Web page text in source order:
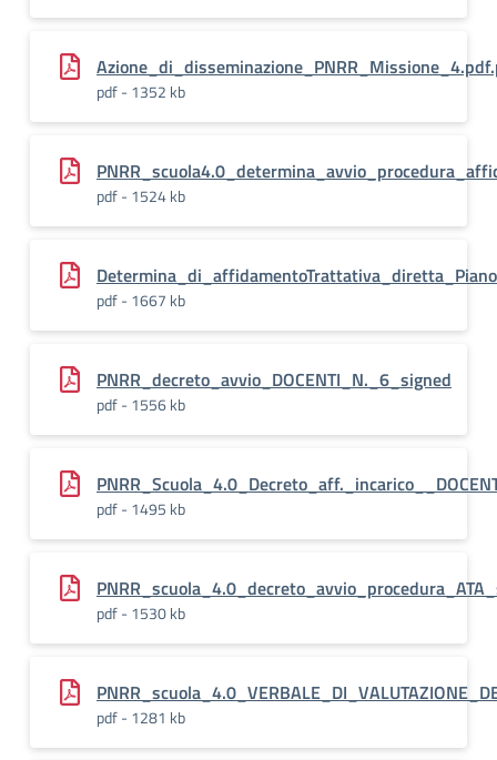
pdf - 1352 kb
pdf - 1524 kb
pdf - 1667 kb
PNRR_decreto_avvio_DOCENTI_N._6_signed
pdf - 1556 kb
pdf - 1495 kb
pdf - 1530 kb
pdf - 1281 kb